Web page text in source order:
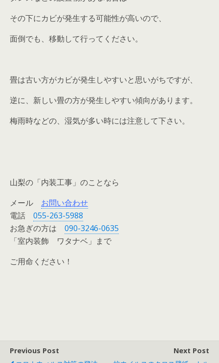
その下にカビが発生する可能性が高いので、
面倒でも、移動して行ってください。
畳は古い方がカビが発生しやすいと思いがちですが、
逆に、新しい畳の方が発生しやすい傾向があります。
梅雨時などの、湿気が多い時には注意して下さい。
山梨の「内装工事」のことなら
メール お問い合わせ
電話 055-263-5988
お急ぎの方は 090-3246-0635
「室内装飾 ワタナベ」まで
ご用命ください！
Previous Post
Next Post